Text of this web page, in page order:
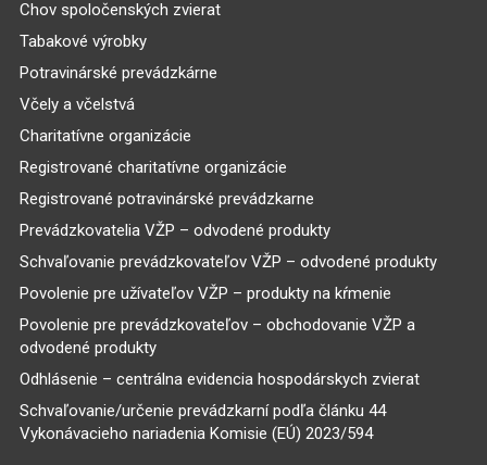
Chov spoločenských zvierat
Tabakové výrobky
Potravinárské prevádzkárne
Včely a včelstvá
Charitatívne organizácie
Registrované charitatívne organizácie
Registrované potravinárské prevádzkarne
Prevádzkovatelia VŽP – odvodené produkty
Schvaľovanie prevádzkovateľov VŽP – odvodené produkty
Povolenie pre užívateľov VŽP – produkty na kŕmenie
Povolenie pre prevádzkovateľov – obchodovanie VŽP a
odvodené produkty
Odhlásenie – centrálna evidencia hospodárskych zvierat
Schvaľovanie/určenie prevádzkarní podľa článku 44
Vykonávacieho nariadenia Komisie (EÚ) 2023/594